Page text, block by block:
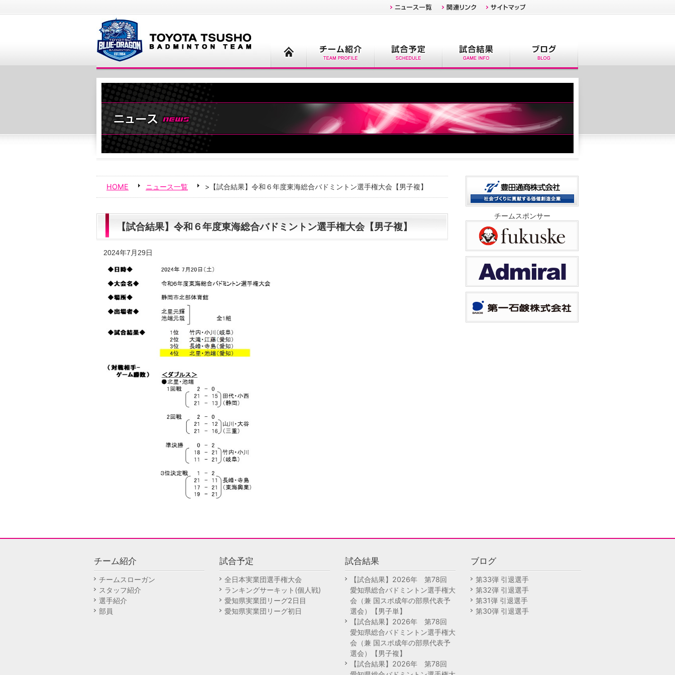
HOME ニュース一覧 >【試合結果】令和６年度東海総合バドミントン選手権大会【男子複】
【試合結果】令和６年度東海総合バドミントン選手権大会【男子複】
2024年7月29日
チームスポンサー
チーム紹介
チームスローガン
スタッフ紹介
選手紹介
部員
試合予定
全日本実業団選手権大会
ランキングサーキット(個人戦)
愛知県実業団リーグ2日目
愛知県実業団リーグ初日
試合結果
【試合結果】2026年 第78回
愛知県総合バドミントン選手権大
会（兼 国スポ成年の部県代表予
選会）【男子単】
【試合結果】2026年 第78回
愛知県総合バドミントン選手権大
会（兼 国スポ成年の部県代表予
選会）【男子複】
【試合結果】2026年 第78回
ブログ
第33弾 引退選手
第32弾 引退選手
第31弾 引退選手
第30弾 引退選手